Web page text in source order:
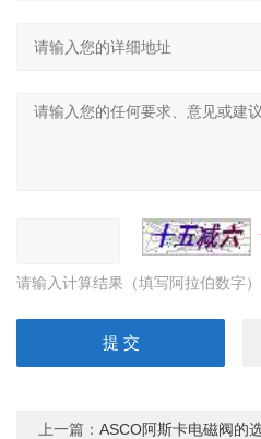
请输入计算结果（填写阿拉伯数字
上一篇：ASCO阿斯卡电磁阀的